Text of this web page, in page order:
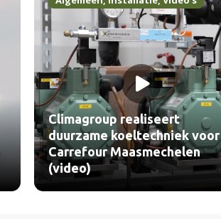
Climagroup realiseert
duurzame koeltechniek voor
Carrefour Maasmechelen
(video)